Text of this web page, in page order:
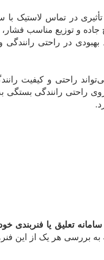
تأثیری در تماس لاستیک
و توزیع مناسب فشار،
در راحتی رانندگی
راحتی و کیفیت
راحتی رانندگی بستگی
سامانه تعلیق یا فنربندی
به بررسی هر یک از این